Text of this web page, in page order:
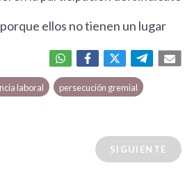
ellos no tienen un lugar
laboral persecución gremial
SIGUIENTE